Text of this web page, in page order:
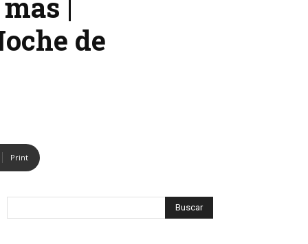
de
Print